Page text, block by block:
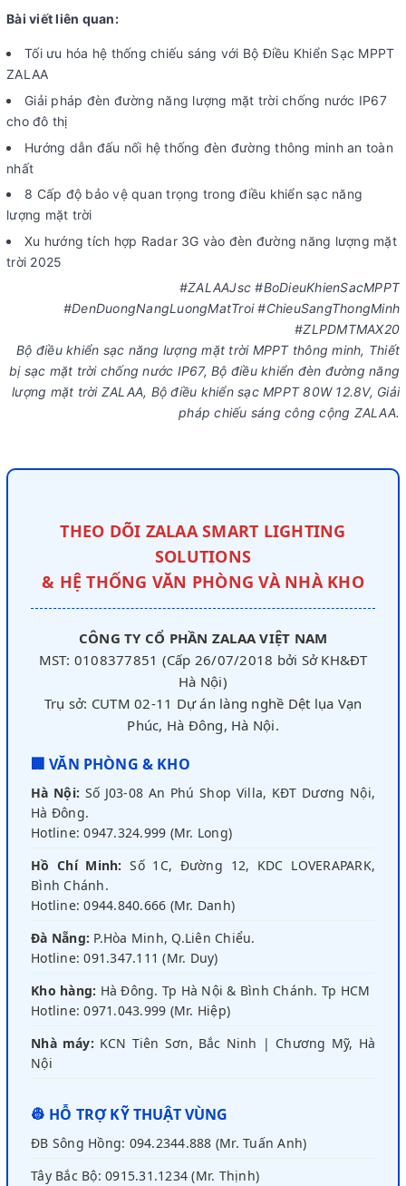
Bài viết liên quan:
Tối ưu hóa hệ thống chiếu sáng với Bộ Điều Khiển Sạc MPPT
ZALAA
Giải pháp đèn đường năng lượng mặt trời chống nước IP67
cho đô thị
Hướng dẫn đấu nối hệ thống đèn đường thông minh an toàn
nhất
8 Cấp độ bảo vệ quan trọng trong điều khiển sạc năng
lượng mặt trời
Xu hướng tích hợp Radar 3G vào đèn đường năng lượng mặt
trời 2025
#ZALAAJsc #BoDieuKhienSacMPPT
#DenDuongNangLuongMatTroi #ChieuSangThongMinh
#ZLPDMTMAX20
Bộ điều khiển sạc năng lượng mặt trời MPPT thông minh, Thiết
bị sạc mặt trời chống nước IP67, Bộ điều khiển đèn đường năng
lượng mặt trời ZALAA, Bộ điều khiển sạc MPPT 80W 12.8V, Giải
pháp chiếu sáng công cộng ZALAA.
THEO DÕI ZALAA SMART LIGHTING
SOLUTIONS
& HỆ THỐNG VĂN PHÒNG VÀ NHÀ KHO
CÔNG TY CỔ PHẦN ZALAA VIỆT NAM
MST: 0108377851 (Cấp 26/07/2018 bởi Sở KH&ĐT
Hà Nội)
Trụ sở: CUTM 02-11 Dự án làng nghề Dệt lụa Vạn
Phúc, Hà Đông, Hà Nội.
🏢 VĂN PHÒNG & KHO
Hà Nội: Số J03-08 An Phú Shop Villa, KĐT Dương Nội,
Hà Đông.
Hotline: 0947.324.999 (Mr. Long)
Hồ Chí Minh: Số 1C, Đường 12, KDC LOVERAPARK,
Bình Chánh.
Hotline: 0944.840.666 (Mr. Danh)
Đà Nẵng: P.Hòa Minh, Q.Liên Chiểu.
Hotline: 091.347.111 (Mr. Duy)
Kho hàng: Hà Đông. Tp Hà Nội & Bình Chánh. Tp HCM
Hotline: 0971.043.999 (Mr. Hiệp)
Nhà máy: KCN Tiên Sơn, Bắc Ninh | Chương Mỹ, Hà
Nội
👷 HỖ TRỢ KỸ THUẬT VÙNG
ĐB Sông Hồng: 094.2344.888 (Mr. Tuấn Anh)
Tây Bắc Bộ: 0915.31.1234 (Mr. Thịnh)